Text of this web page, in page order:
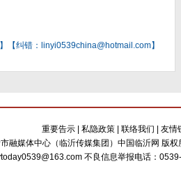
】【纠错：linyi0539china@hotmail.com】